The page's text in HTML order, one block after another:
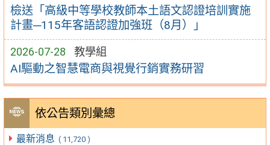
檢送「高級中等學校教師本土語文認證培訓實施
計畫─115年客語認證加強班（8月）」
2026-07-28 教學組
AI驅動之智慧電商與視覺行銷實務研習
依公告類別彙總
最新消息 ( 11,720 )